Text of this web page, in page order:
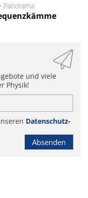
• Panorama
und viele
Physik!
Datenschutz-
Absenden